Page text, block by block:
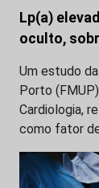
Lp(a)
oculto,
Um estudo
Porto
Cardiologia,
como fator